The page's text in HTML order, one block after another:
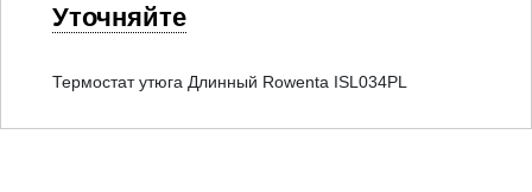
Уточняйте
Термостат утюга Длинный Rowenta ISL034PL